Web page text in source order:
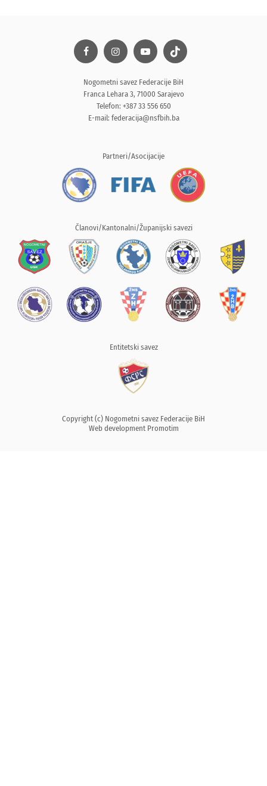
Nogometni savez Federacije BiH
Franca Lehara 3, 71000 Sarajevo
Telefon: +387 33 556 650
E-mail: federacija@nsfbih.ba
Partneri/Asocijacije
Članovi/Kantonalni/Županijski savezi
Entitetski savez
Copyright (c) Nogometni savez Federacije BiH
Web development Promotim